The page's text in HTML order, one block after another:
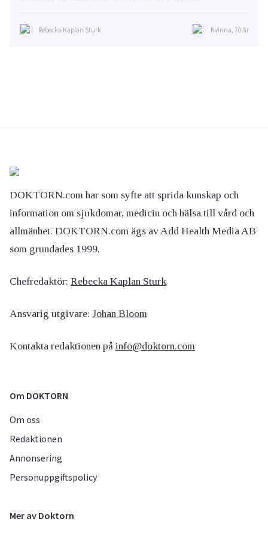
Rebecka Kaplan Sturk Kvinna, 70 år
DOKTORN.com har som syfte att sprida kunskap och
information om sjukdomar, medicin och hälsa till vård och
allmänhet. DOKTORN.com ägs av Add Health Media AB
som grundades 1999.
Chefredaktör: Rebecka Kaplan Sturk
Ansvarig utgivare: Johan Bloom
Kontakta redaktionen på info@doktorn.com
Om DOKTORN
Om oss
Redaktionen
Annonsering
Personuppgiftspolicy
Mer av Doktorn